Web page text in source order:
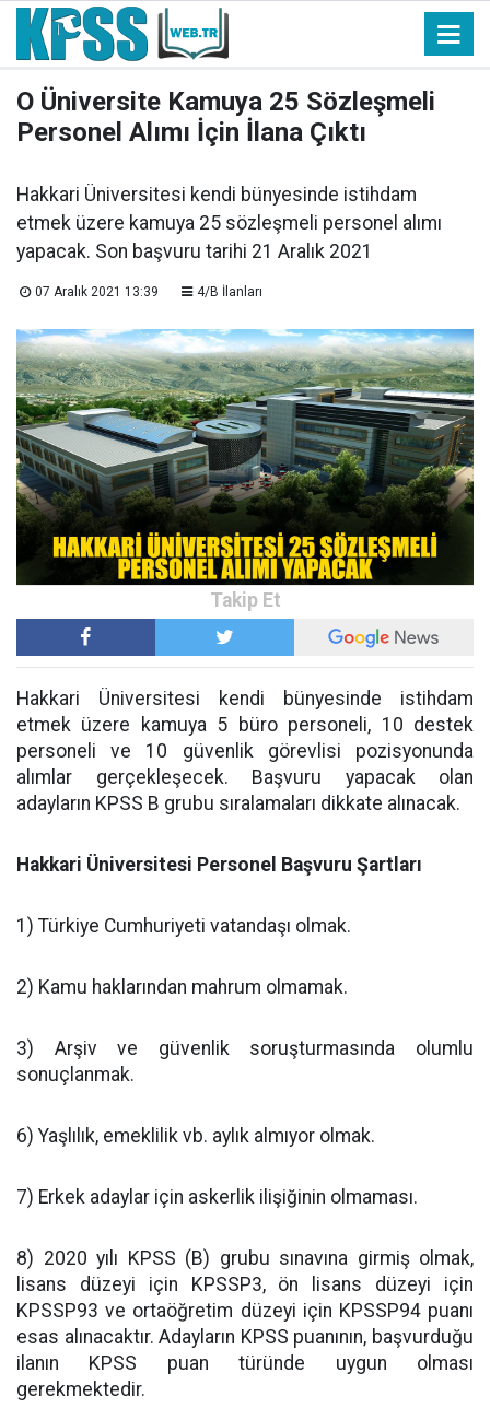
O Üniversite Kamuya 25 Sözleşmeli
Personel Alımı İçin İlana Çıktı
Hakkari Üniversitesi kendi bünyesinde istihdam
etmek üzere kamuya 25 sözleşmeli personel alımı
yapacak. Son başvuru tarihi 21 Aralık 2021
07 Aralık 2021 13:39 4/B İlanları
Hakkari Üniversitesi kendi bünyesinde istihdam
etmek üzere kamuya 5 büro personeli, 10 destek
personeli ve 10 güvenlik görevlisi pozisyonunda
alımlar gerçekleşecek. Başvuru yapacak olan
adayların KPSS B grubu sıralamaları dikkate alınacak.
Hakkari Üniversitesi Personel Başvuru Şartları
1) Türkiye Cumhuriyeti vatandaşı olmak.
2) Kamu haklarından mahrum olmamak.
3) Arşiv ve güvenlik soruşturmasında olumlu
sonuçlanmak.
6) Yaşlılık, emeklilik vb. aylık almıyor olmak.
7) Erkek adaylar için askerlik ilişiğinin olmaması.
8) 2020 yılı KPSS (B) grubu sınavına girmiş olmak,
lisans düzeyi için KPSSP3, ön lisans düzeyi için
KPSSP93 ve ortaöğretim düzeyi için KPSSP94 puanı
esas alınacaktır. Adayların KPSS puanının, başvurduğu
ilanın KPSS puan türünde uygun olması
gerekmektedir.